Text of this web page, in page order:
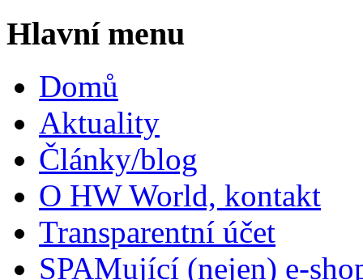
Hlavní menu
Domů
Aktuality
Články/blog
O HW World, kontakt
Transparentní účet
SPAMující (nejen) e-